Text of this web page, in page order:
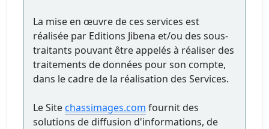
La mise en œuvre de ces services est
réalisée par Editions Jibena et/ou des sous-
traitants pouvant être appelés à réaliser des
traitements de données pour son compte,
dans le cadre de la réalisation des Services.
Le Sitechassimages.com fournit des
solutions de diffusion d'informations, de